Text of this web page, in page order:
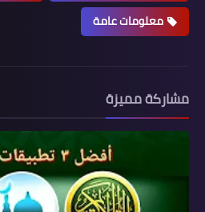
معلومات عامة
مشاركة مميزة